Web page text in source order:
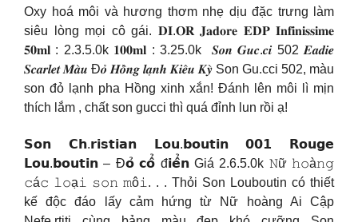
Oxy hoá môi và hương thơm nhẹ dịu đặc trưng làm
siêu lòng mọi cô gái. 𝐃𝐈.𝐎𝐑 𝐉𝐚𝐝𝐨𝐫𝐞 𝐄𝐃𝐏 𝐈𝐧𝐟𝐢𝐧𝐢𝐬𝐬𝐢𝐦𝐞
𝟓𝟎𝐦𝐥 : 2.3.5.0k 𝟏𝟎𝟎𝐦𝐥 : 3.25.0k
𝑺𝒐𝒏 𝑮𝒖𝒄.𝒄𝒊 502 𝑬𝒂𝒅𝒊𝒆
𝑺𝒄𝒂𝒓𝒍𝒆𝒕 𝑴𝒂̀𝒖 Đ𝒐̉ 𝑯𝒐̂̀𝒏𝒈 𝒍𝒂̣𝒏𝒉 𝑲𝒊𝒆̂𝒖 𝑲𝒚̀ Son Gu.cci 502, màu
son đỏ lạnh pha Hồng xinh xắn! Đánh lên môi lì mịn
thích lắm , chất son gucci thì quá đỉnh lun rồi ạ!
𝗦𝗼𝗻 𝗖𝗵.𝗿𝗶𝘀𝘁𝗶𝗮𝗻 𝗟𝗼𝘂.𝗯𝗼𝘂𝘁𝗶𝗻 𝟬𝟬𝟭 𝗥𝗼𝘂𝗴𝗲
𝗟𝗼𝘂.𝗯𝗼𝘂𝘁𝗶𝗻 – Đ𝗼̉ 𝗰𝗼̂̉ đ𝗶𝗲̂̉𝗻 Giá 2.6.5.0k 𝙽ữ 𝚑𝚘à𝚗𝚐
𝚌á𝚌 𝚕𝚘ạ𝚒 𝚜𝚘𝚗 𝚖ô𝚒. . . Thỏi Son Louboutin có thiết
kế độc đáo lấy cảm hứng từ Nữ hoàng Ai Cập